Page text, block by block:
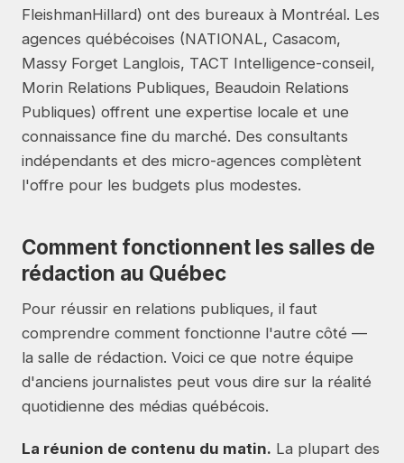
FleishmanHillard) ont des bureaux à Montréal. Les
agences québécoises (NATIONAL, Casacom,
Massy Forget Langlois, TACT Intelligence-conseil,
Morin Relations Publiques, Beaudoin Relations
Publiques) offrent une expertise locale et une
connaissance fine du marché. Des consultants
indépendants et des micro-agences complètent
l'offre pour les budgets plus modestes.
Comment fonctionnent les salles de
rédaction au Québec
Pour réussir en relations publiques, il faut
comprendre comment fonctionne l'autre côté —
la salle de rédaction. Voici ce que notre équipe
d'anciens journalistes peut vous dire sur la réalité
quotidienne des médias québécois.
La réunion de contenu du matin. La plupart des